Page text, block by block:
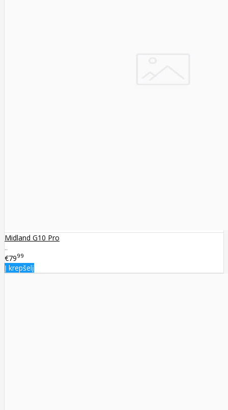
Midland G10 Pro
..
€7999
Į krepšelį